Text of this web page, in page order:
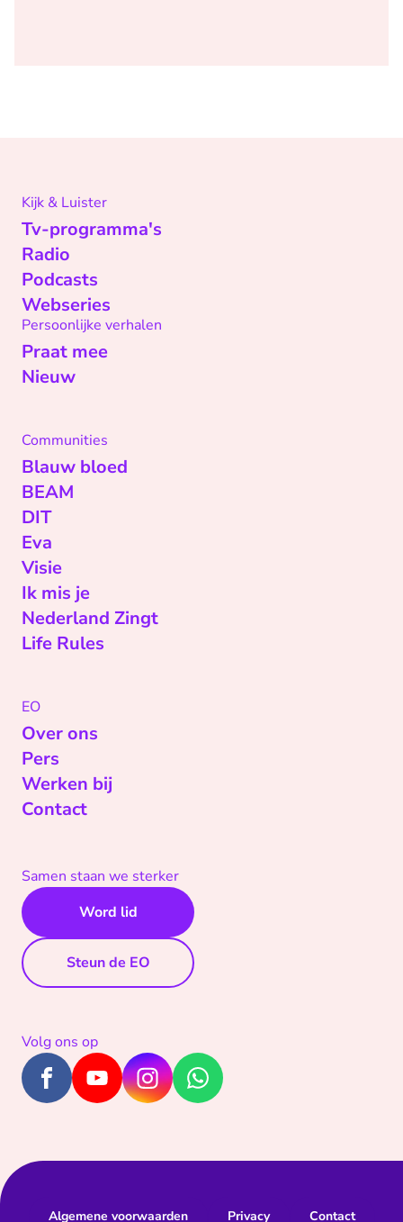
Kijk & Luister
Tv-programma's
Radio
Podcasts
Webseries
Persoonlijke verhalen
Praat mee
Nieuw
Communities
Blauw bloed
BEAM
DIT
Eva
Visie
Ik mis je
Nederland Zingt
Life Rules
EO
Over ons
Pers
Werken bij
Contact
Samen staan we sterker
Word lid
Steun de EO
Volg ons op
Algemene voorwaarden Privacy Contact